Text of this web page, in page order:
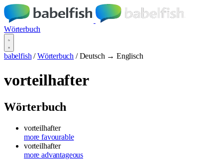
Wörterbuch
babelfish / Wörterbuch / Deutsch → Englisch
vorteilhafter
Wörterbuch
vorteilhafter
more favourable
vorteilhafter
more advantageous